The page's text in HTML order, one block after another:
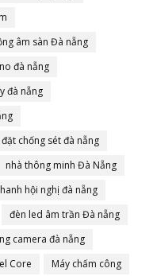
âm sàn Đà nẵng
đà nẵng
đà nẵng
chống sét đà nẵng
nhà thông minh Đà Nẵng
hội nghị đà nẵng
đèn led âm trần Đà nẵng
camera đà nẵng
Core
Máy chấm công